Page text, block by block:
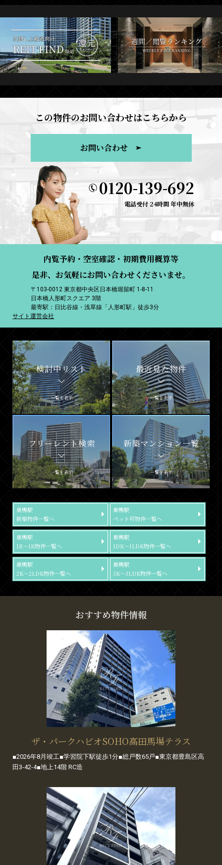
この物件のお問い合わせはこちらから
お問い合わせ
0120-139-692
電話受付 24時間 年中無休
内覧予約・空室確認・初期費用概算等
是非、お気軽にお問い合わせくださいませ。
〒103-0012 東京都中央区日本橋堀留町 1-8-11
日本橋人形町スクエア 3階
最寄駅：日比谷線・浅草線「人形町駅」徒歩3分
サイト運営会社
検討中リスト
一覧を表示
最近見た物件
一覧を表示
フリーレント検索
一覧を表示
新築マンション一覧
一覧を表示
巣鴨駅
新築物件一覧へ
巣鴨駅
ペット可物件一覧へ
巣鴨駅
1R～1K物件一覧へ
巣鴨駅
1DK～1LDK物件一覧へ
巣鴨駅
2K～2LDK物件一覧へ
巣鴨駅
3K～3LDK物件一覧へ
おすすめ物件情報
ザ・パークハビオSOHO高田馬場テラス
■2026年8月竣工■学習院下駅徒歩1分■総戸数65戸■東京都豊島区高
田3-42-4■地上14階 RC造